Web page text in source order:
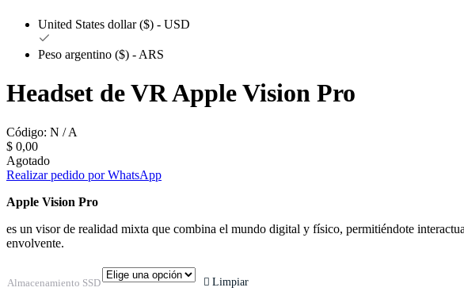
United States dollar ($) - USD
Peso argentino ($) - ARS
Headset de VR Apple Vision Pro
Código: N / A
$ 0,00
Agotado
Realizar pedido por WhatsApp
Apple Vision Pro
es un visor de realidad mixta que combina el mundo digital y físico, permitiéndote
envolvente.
Almacenamiento SSD Limpiar